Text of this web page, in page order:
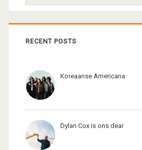
RECENT POSTS
Koreaanse Americana
Dylan Cox is ons dear